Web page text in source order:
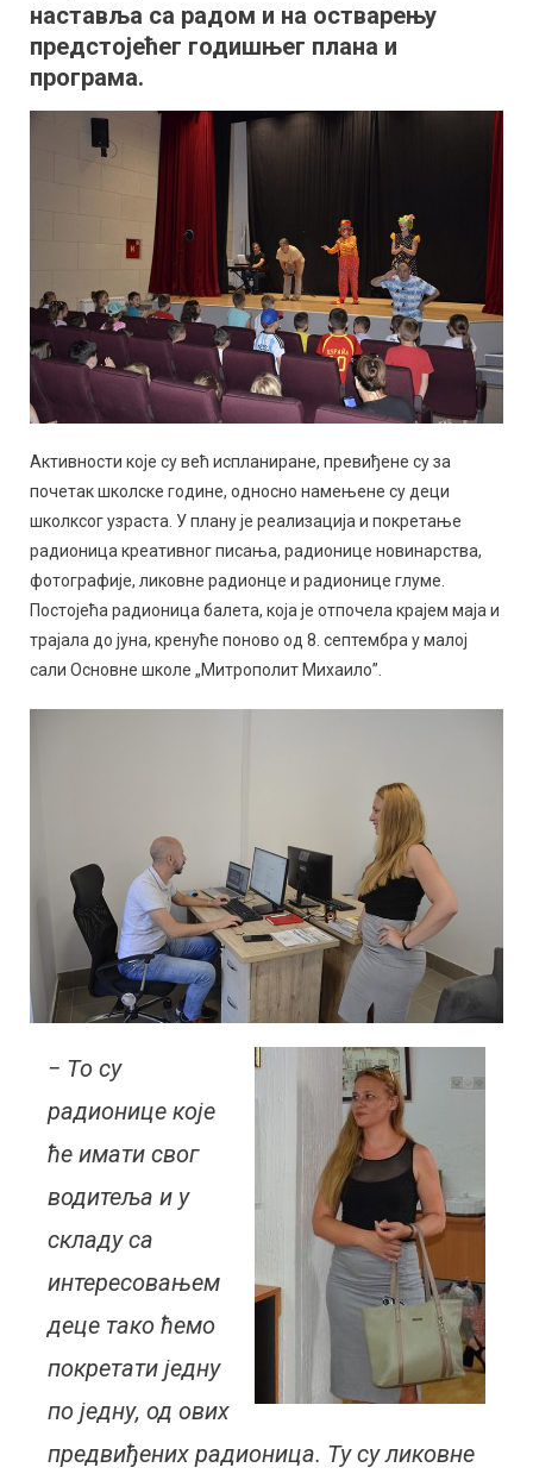
наставља са радом и на остварењу
предстојећег годишњег плана и
програма.
Активности које су већ испланиране, превиђене су за
почетак школске године, односно намењене су деци
школксог узраста. У плану је реализација и покретање
радионица креативног писања, радионице новинарства,
фотографије, ликовне радионце и радионице глуме.
Постојећа радионица балета, која је отпочела крајем маја и
трајала до јуна, кренуће поново од 8. септембра у малој
сали Основне школе „Митрополит Михаило”.
− То су
радионице које
ће имати свог
водитеља и у
складу са
интересовањем
деце тако ћемо
покретати једну
по једну, од ових
предвиђених радионица. Ту су ликовне